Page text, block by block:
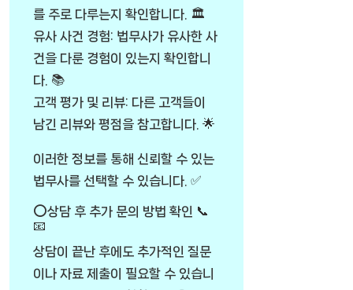
를 주로 다루는지 확인합니다. 🏛️
유사 사건 경험: 법무사가 유사한 사
건을 다룬 경험이 있는지 확인합니
다. 📚
고객 평가 및 리뷰: 다른 고객들이
남긴 리뷰와 평점을 참고합니다. 🌟
이러한 정보를 통해 신뢰할 수 있는
법무사를 선택할 수 있습니다. ✅
⭕상담 후 추가 문의 방법 확인 📞
📧
상담이 끝난 후에도 추가적인 질문
이나 자료 제출이 필요할 수 있습니